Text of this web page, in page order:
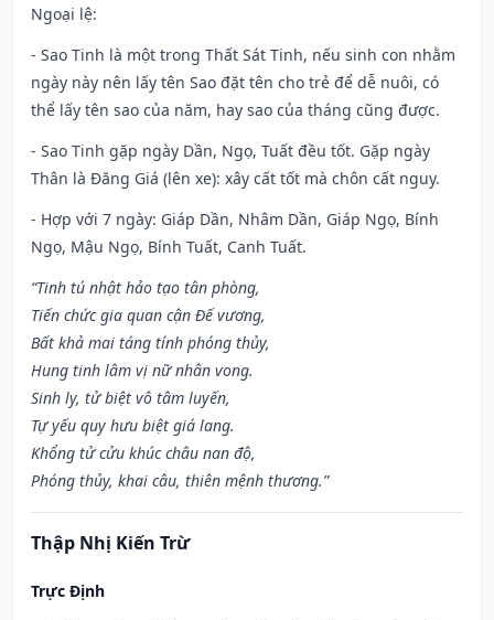
Ngoại lệ:
- Sao Tinh là một trong Thất Sát Tinh, nếu sinh con nhằm
ngày này nên lấy tên Sao đặt tên cho trẻ để dễ nuôi, có
thể lấy tên sao của năm, hay sao của tháng cũng được.
- Sao Tinh gặp ngày Dần, Ngọ, Tuất đều tốt. Gặp ngày
Thân là Đăng Giá (lên xe): xây cất tốt mà chôn cất nguy.
- Hợp với 7 ngày: Giáp Dần, Nhâm Dần, Giáp Ngọ, Bính
Ngọ, Mậu Ngọ, Bính Tuất, Canh Tuất.
“Tinh tú nhật hảo tạo tân phòng,
Tiến chức gia quan cận Đế vương,
Bất khả mai táng tính phóng thủy,
Hung tinh lâm vị nữ nhân vong.
Sinh ly, tử biệt vô tâm luyến,
Tự yếu quy hưu biệt giá lang.
Khổng tử cửu khúc châu nan độ,
Phóng thủy, khai câu, thiên mệnh thương.”
Thập Nhị Kiến Trừ
Trực Định